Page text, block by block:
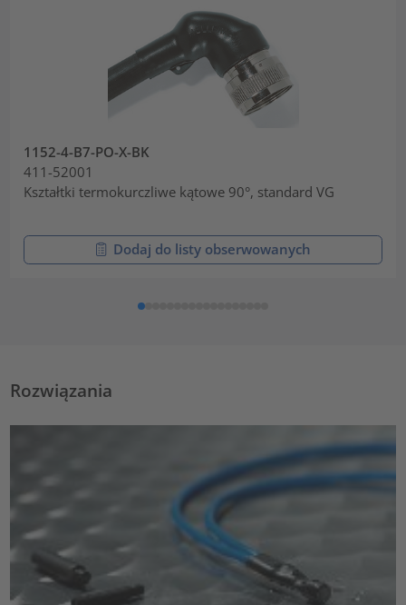
1152-4-B7-PO-X-BK
411-52001
Kształtki termokurczliwe kątowe 90°, standard VG
Dodaj do listy obserwowanych
Rozwiązania